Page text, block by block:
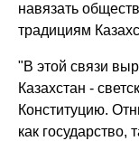
навязать
традициям
"В этой связи
Казахстан -
Конституцию.
как